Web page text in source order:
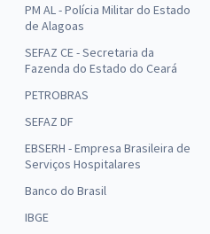
PM AL - Polícia Militar do Estado
de Alagoas
SEFAZ CE - Secretaria da
Fazenda do Estado do Ceará
PETROBRAS
SEFAZ DF
EBSERH - Empresa Brasileira de
Serviços Hospitalares
Banco do Brasil
IBGE